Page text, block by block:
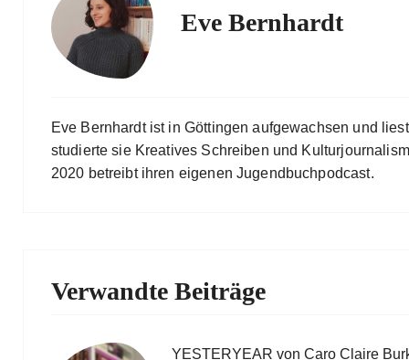
Eve Bernhardt
Eve Bernhardt ist in Göttingen aufgewachsen und
studierte sie Kreatives Schreiben und
2020 betreibt ihren eigenen Jugendbuchpodcast.
Verwandte Beiträge
YESTERYEAR von Caro Claire